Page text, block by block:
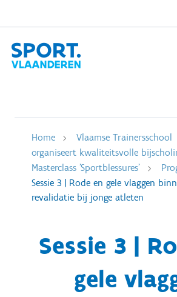
Home Vlaamse Trainersschool
organiseert kwaliteitsvolle
Masterclass 'Sportblessures'
Sessie 3 | Rode en gele vlaggen
revalidatie bij jonge atleten
Sessie 3 |
gele